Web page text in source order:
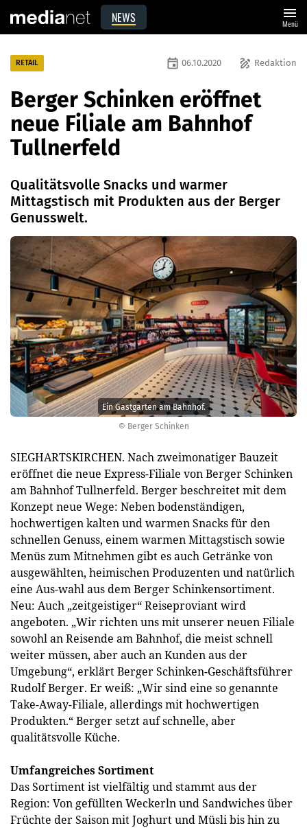
NEWS menu
Menü
© Berger Schinken
Ein Gastgarten am Bahnhof.
RETAIL draw Redaktion
event 06.10.2020
Berger Schinken eröffnet
neue Filiale am Bahnhof
Tullnerfeld
Qualitätsvolle Snacks und warmer
Mittagstisch mit Produkten aus der Berger
Genusswelt.
SIEGHARTSKIRCHEN. Nach zweimonatiger Bauzeit
eröffnet die neue Express-Filiale von Berger Schinken
am Bahnhof Tullnerfeld. Berger beschreitet mit dem
Konzept neue Wege: Neben bodenständigen,
hochwertigen kalten und warmen Snacks für den
schnellen Genuss, einem warmen Mittagstisch sowie
Menüs zum Mitnehmen gibt es auch Getränke von
ausgewählten, heimischen Produzenten und natürlich
eine Aus-wahl aus dem Berger Schinkensortiment.
Neu: Auch „zeitgeistiger“ Reiseproviant wird
angeboten. „Wir richten uns mit unserer neuen Filiale
sowohl an Reisende am Bahnhof, die meist schnell
weiter müssen, aber auch an Kunden aus der
Umgebung“, erklärt Berger Schinken-Geschäftsführer
Rudolf Berger. Er weiß: „Wir sind eine so genannte
Take-Away-Filiale, allerdings mit hochwertigen
Produkten.“ Berger setzt auf schnelle, aber
qualitätsvolle Küche.
Umfangreiches Sortiment
Das Sortiment ist vielfältig und stammt aus der
Region: Von gefüllten Weckerln und Sandwiches über
Früchte der Saison mit Joghurt und Müsli bis hin zu